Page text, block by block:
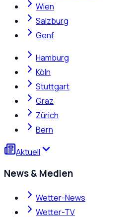
Wien
Salzburg
Genf
Hamburg
Köln
Stuttgart
Graz
Zürich
Bern
Aktuell
News & Medien
Wetter-News
Wetter-TV